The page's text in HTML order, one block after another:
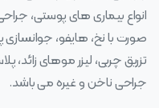
انواع بیماری های پوستی،
صورت با نخ، هایفو،
تزریق چربی، لیزر موهای زائد،
جراحی ناخن و غیره می باشد.